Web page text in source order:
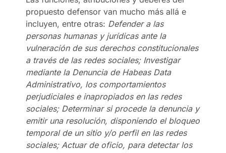
propuesto defensor van mucho más allá e
incluyen, entre otras: Defender a las
personas humanas y jurídicas ante la
vulneración de sus derechos constitucionales
a través de las redes sociales; Investigar
mediante la Denuncia de Habeas Data
Administrativo, los comportamientos
perjudiciales e inapropiados en las redes
sociales; Determinar si procede la denuncia y
emitir una resolución, disponiendo el bloqueo
temporal de un sitio y/o perfil en las redes
sociales; Actuar de oficio, para detectar los